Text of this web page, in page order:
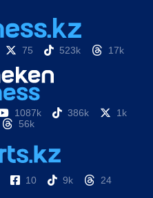
75 523k 17k
1087k 386k
1k
56k
10 9k 24